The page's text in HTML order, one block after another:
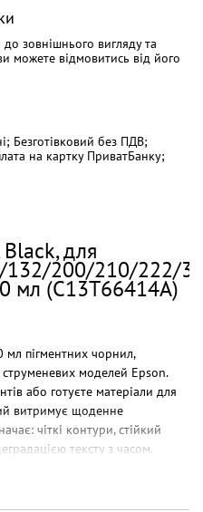
до зовнішнього вигляду та
можете відмовитись від його
Безготівковий без ПДВ;
на картку ПриватБанку;
для
200/210/222/
мл (C13T66414A)
пігментних чорнил,
моделей Epson.
або готуєте матеріали для
витримує щоденне
чіткі контури, стійкий
тексту з часом.